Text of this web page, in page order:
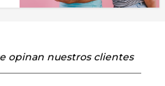
opinan nuestros clientes